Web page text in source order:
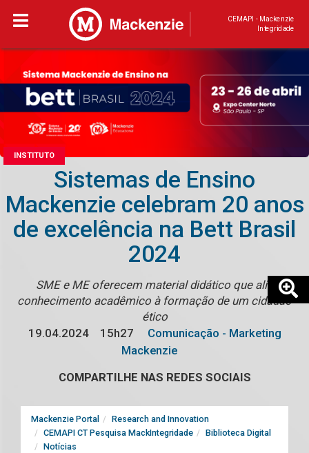
CEMAPI - Mackenzie
Integridade
INSTITUTO
Sistemas de Ensino
Mackenzie celebram 20 anos
de excelência na Bett Brasil
2024
SME e ME oferecem material didático que alia
conhecimento acadêmico à formação de um cidadão
ético
19.04.2024
15h27
Comunicação - Marketing
Mackenzie
COMPARTILHE NAS REDES SOCIAIS
Mackenzie Portal
Research and Innovation
CEMAPI CT Pesquisa MackIntegridade
Biblioteca Digital
Notícias